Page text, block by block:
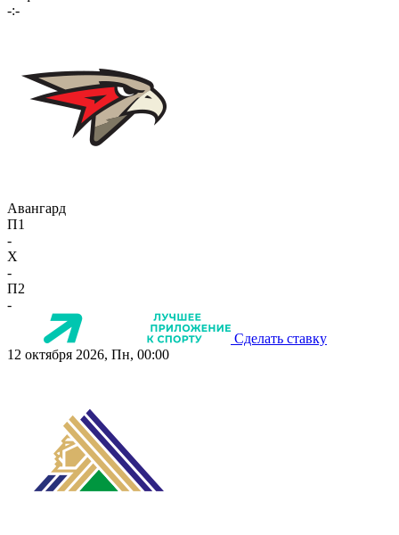
-:-
Авангард
П1
-
X
-
П2
-
Сделать ставку
12 октября 2026, Пн, 00:00